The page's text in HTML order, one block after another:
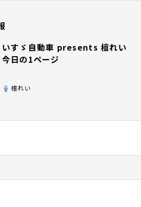
いすゞ自動車 presents 檀れい
今日の1ページ
檀れい